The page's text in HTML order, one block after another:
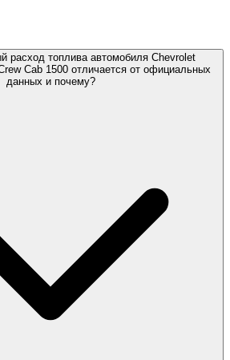
расход топлива автомобиля Chevrolet
Cab 1500 отличается от официальных
данных и почему?